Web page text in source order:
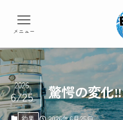
メニュー
驚愕の変化‼️
2026
6/25